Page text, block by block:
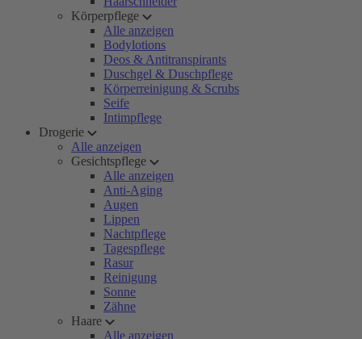
Körperpflege
Alle anzeigen
Bodylotions
Deos & Antitranspirants
Duschgel & Duschpflege
Körperreinigung & Scrubs
Seife
Intimpflege
Drogerie
Alle anzeigen
Gesichtspflege
Alle anzeigen
Anti-Aging
Augen
Lippen
Nachtpflege
Tagespflege
Rasur
Reinigung
Sonne
Zähne
Haare
Alle anzeigen